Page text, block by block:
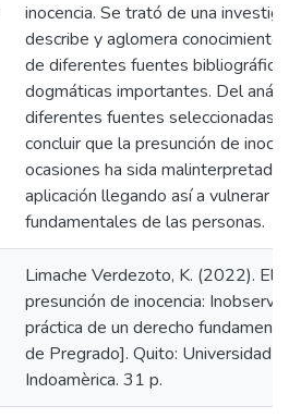
inocencia. Se trató de una
describe y aglomera
de diferentes fuentes
dogmáticas importantes. Del
diferentes fuentes seleccionadas
concluir que la presunción de
ocasiones ha sida malinterpretada
aplicación llegando así a vulnerar
fundamentales de las personas.
Limache Verdezoto, K. (2022). El
presunción de inocencia:
práctica de un derecho
de Pregrado]. Quito: Universidad
Indoamèrica. 31 p.